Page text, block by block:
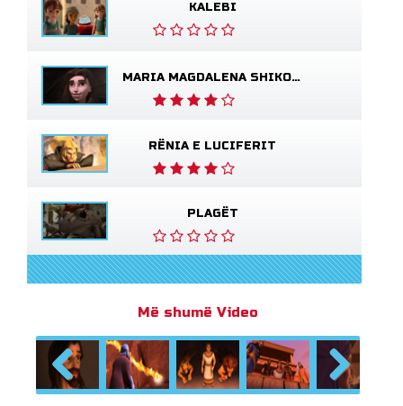
KALEBI
MARIA MAGDALENA SHIKON JEZUSIN TË GJALLË
RËNIA E LUCIFERIT
PLAGËT
Më shumë Video
Previous Next